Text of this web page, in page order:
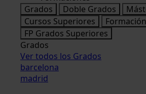
Grados
Doble Grados
Cursos Superiores
FP Grados Superiores
Grados
Ver todos los Grados
barcelona
madrid